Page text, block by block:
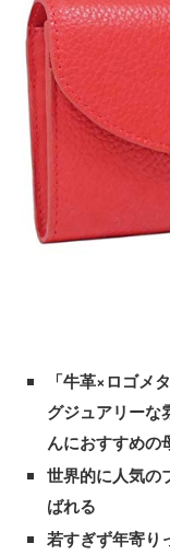
「牛革×ロゴメ
グジュアリーな
んにおすすめの
世界的に人気の
ばれる
若すぎず年寄り